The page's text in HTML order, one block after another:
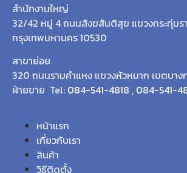
สำนักงานใหญ่
32/42 หมู่ 4 ถนนสังฆสันติสุข แขวงกระทุ่มร
กรุงเทพมหานคร 10530
สาขาย่อย
320 ถนนรามคำแหง แขวงหัวหมาก เขตบาง
ฝ่ายขาย Tel: 084-541-4818 , 084-541-
หน้าแรก
เกี่ยวกับเรา
สินค้า
วิธีติดตั้ง